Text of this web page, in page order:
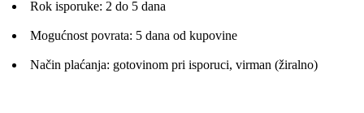
Rok isporuke: 2 do 5 dana
Mogućnost povrata: 5 dana od kupovine
Način plaćanja: gotovinom pri isporuci, virman (žiralno)